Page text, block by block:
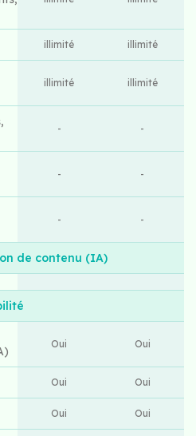
illimité illimité
illimité illimité
- -
- -
- -
de contenu (IA)
Oui Oui
Oui Oui
Oui Oui